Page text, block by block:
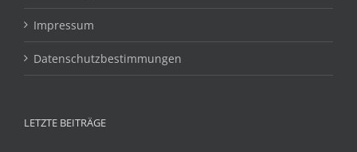
Impressum
Datenschutzbestimmungen
LETZTE BEITRÄGE